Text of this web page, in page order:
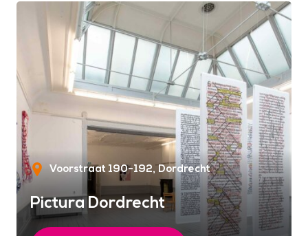
Voorstraat 190-192 Dordrecht
Pictura Dordrecht